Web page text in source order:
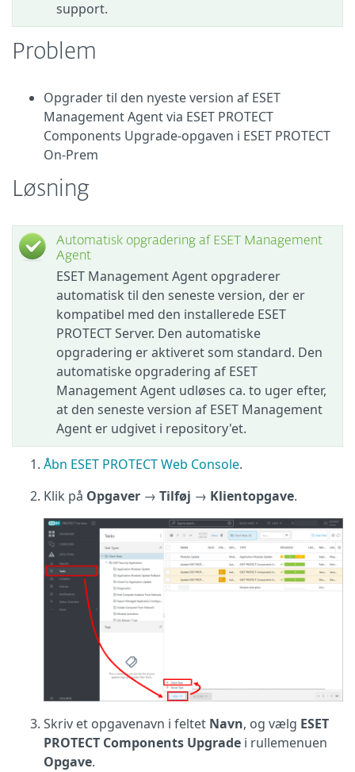
support.
Problem
Opgrader til den nyeste version af ESET
Management Agent via ESET PROTECT
Components Upgrade-opgaven i ESET PROTECT
On-Prem
Løsning
Automatisk opgradering af ESET Management
Agent
ESET Management Agent opgraderer
automatisk til den seneste version, der er
kompatibel med den installerede ESET
PROTECT Server. Den automatiske
opgradering er aktiveret som standard. Den
automatiske opgradering af ESET
Management Agent udløses ca. to uger efter,
at den seneste version af ESET Management
Agent er udgivet i repository'et.
Åbn ESET PROTECT Web Console.
Klik på Opgaver → Tilføj → Klientopgave.
Skriv et opgavenavn i feltet Navn, og vælg ESET
PROTECT Components Upgrade i rullemenuen
Opgave.